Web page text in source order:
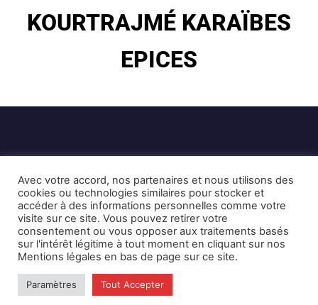
KOURTRAJMÉ KARAÏBES
EPICES
Mentions Légales et CGU Crédits
© 2026 © Karulynk
Avec votre accord, nos partenaires et nous utilisons des
cookies ou technologies similaires pour stocker et
accéder à des informations personnelles comme votre
visite sur ce site. Vous pouvez retirer votre
consentement ou vous opposer aux traitements basés
sur l'intérêt légitime à tout moment en cliquant sur nos
Mentions légales en bas de page sur ce site.
Paramètres Tout Accepter